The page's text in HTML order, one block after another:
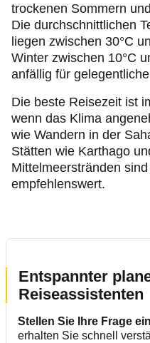
trockenen Sommern
Die durchschnittlichen
liegen zwischen 30°C
Winter zwischen 10°C
anfällig für
Die beste Reisezeit ist
wenn das Klima
wie Wandern in der
Stätten wie Karthago
Mittelmeerstränden
empfehlenswert.
Entspannter
Reiseassistenten
Stellen Sie Ihre Frage
erhalten Sie schnell